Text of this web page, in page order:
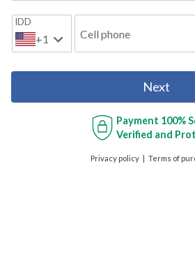
IDD
+1 Cell phone
Next
Payment 100%
Verified and
Privacy policy Terms of